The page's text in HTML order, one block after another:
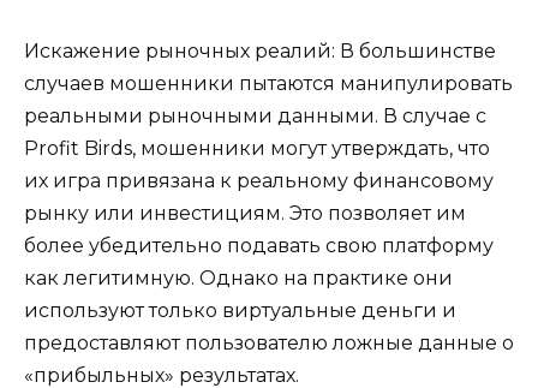
Искажение рыночных реалий: В большинстве
случаев мошенники пытаются манипулировать
реальными рыночными данными. В случае с
Profit Birds, мошенники могут утверждать, что
их игра привязана к реальному финансовому
рынку или инвестициям. Это позволяет им
более убедительно подавать свою платформу
как легитимную. Однако на практике они
используют только виртуальные деньги и
предоставляют пользователю ложные данные о
«прибыльных» результатах.